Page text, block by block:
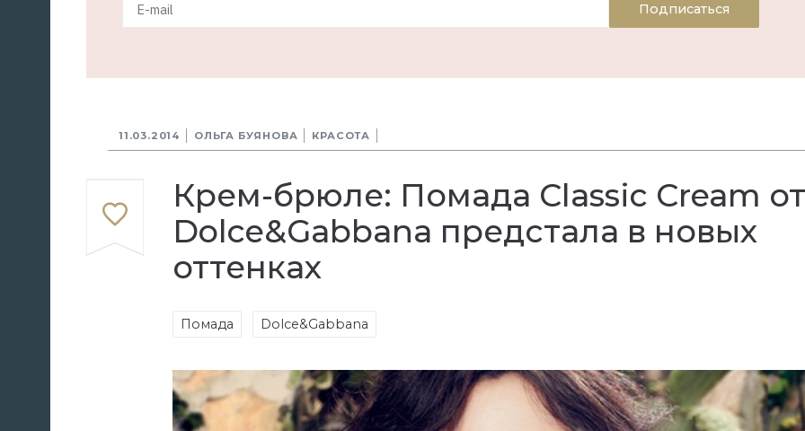
Подписаться
11.03.2014 ОЛЬГА БУЯНОВА КРАСОТА
Крем-брюле: Помада Classic Cream от
Dolce&Gabbana предстала в новых
оттенках
Помада Dolce&Gabbana